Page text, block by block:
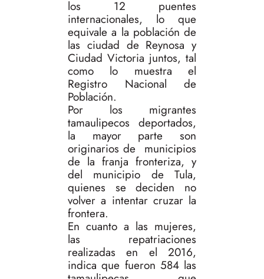
los 12 puentes
internacionales, lo que
equivale a la población de
las ciudad de Reynosa y
Ciudad Victoria juntos, tal
como lo muestra el
Registro Nacional de
Población.
Por los migrantes
tamaulipecos deportados,
la mayor parte son
originarios de municipios
de la franja fronteriza, y
del municipio de Tula,
quienes se deciden no
volver a intentar cruzar la
frontera.
En cuanto a las mujeres,
las repatriaciones
realizadas en el 2016,
indica que fueron 584 las